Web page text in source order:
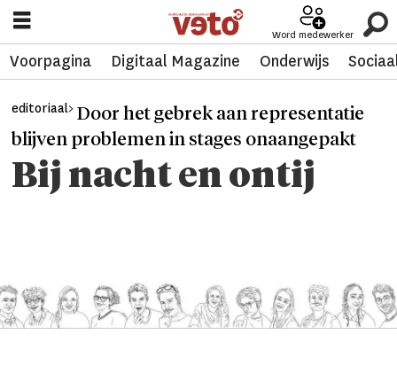
Word medewerker
Voorpagina Digitaal Magazine Onderwijs
editoriaal> Door het gebrek aan representatie
blijven problemen in stages onaangepakt
Bij nacht en ontij